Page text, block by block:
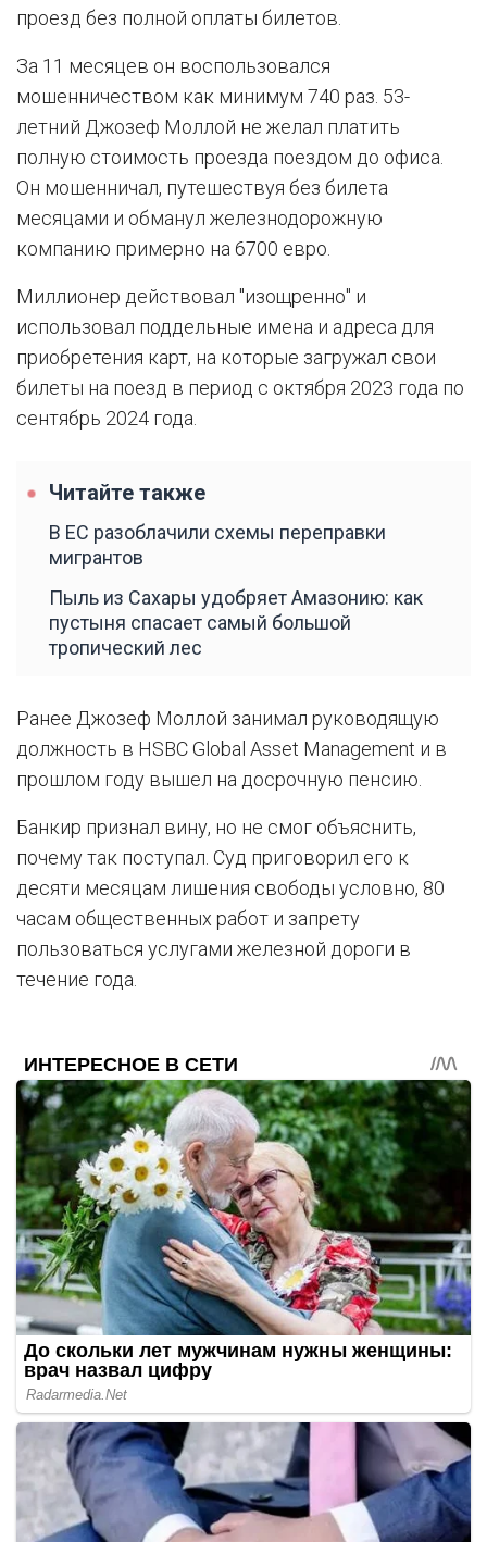
проезд без полной оплаты билетов.
За 11 месяцев он воспользовался
мошенничеством как минимум 740 раз. 53-
летний Джозеф Моллой не желал платить
полную стоимость проезда поездом до офиса.
Он мошенничал, путешествуя без билета
месяцами и обманул железнодорожную
компанию примерно на 6700 евро.
Миллионер действовал "изощренно" и
использовал поддельные имена и адреса для
приобретения карт, на которые загружал свои
билеты на поезд в период с октября 2023 года по
сентябрь 2024 года.
Читайте также
В ЕС разоблачили схемы переправки
мигрантов
Пыль из Сахары удобряет Амазонию: как
пустыня спасает самый большой
тропический лес
Ранее Джозеф Моллой занимал руководящую
должность в HSBC Global Asset Management и в
прошлом году вышел на досрочную пенсию.
Банкир признал вину, но не смог объяснить,
почему так поступал. Суд приговорил его к
десяти месяцам лишения свободы условно, 80
часам общественных работ и запрету
пользоваться услугами железной дороги в
течение года.